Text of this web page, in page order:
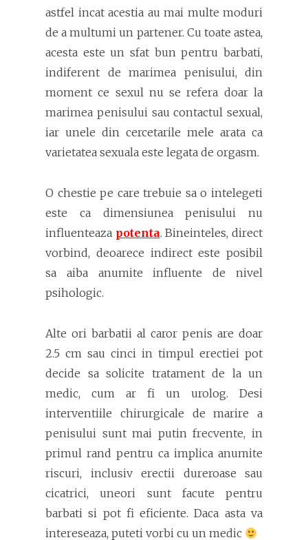
astfel incat acestia au mai multe moduri
de a multumi un partener. Cu toate astea,
acesta este un sfat bun pentru barbati,
indiferent de marimea penisului, din
moment ce sexul nu se refera doar la
marimea penisului sau contactul sexual,
iar unele din cercetarile mele arata ca
varietatea sexuala este legata de orgasm.
O chestie pe care trebuie sa o intelegeti
este ca dimensiunea penisului nu
influenteaza potenta. Bineinteles, direct
vorbind, deoarece indirect este posibil
sa aiba anumite influente de nivel
psihologic.
Alte ori barbatii al caror penis are doar
2.5 cm sau cinci in timpul erectiei pot
decide sa solicite tratament de la un
medic, cum ar fi un urolog. Desi
interventiile chirurgicale de marire a
penisului sunt mai putin frecvente, in
primul rand pentru ca implica anumite
riscuri, inclusiv erectii dureroase sau
cicatrici, uneori sunt facute pentru
barbati si pot fi eficiente. Daca asta va
intereseaza, puteti vorbi cu un medic